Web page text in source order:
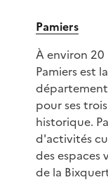
Pamiers
À environ 20
Pamiers est
pour ses
historique.
d'activités
des espaces
de la